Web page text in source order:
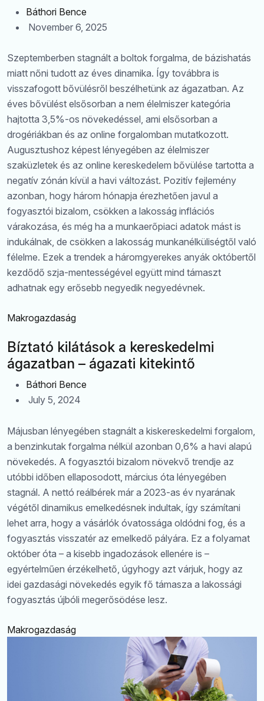
Báthori Bence
November 6, 2025
Szeptemberben stagnált a boltok forgalma, de bázishatás
miatt nőni tudott az éves dinamika. Így továbbra is
visszafogott bővülésről beszélhetünk az ágazatban. Az
éves bővülést elsősorban a nem élelmiszer kategória
hajtotta 3,5%-os növekedéssel, ami elsősorban a
drogériákban és az online forgalomban mutatkozott.
Augusztushoz képest lényegében az élelmiszer
szaküzletek és az online kereskedelem bővülése tartotta a
negatív zónán kívül a havi változást. Pozitív fejlemény
azonban, hogy három hónapja érezhetően javul a
fogyasztói bizalom, csökken a lakosság inflációs
várakozása, és még ha a munkaerőpiaci adatok mást is
indukálnak, de csökken a lakosság munkanélküliségtől való
félelme. Ezek a trendek a háromgyerekes anyák októbertől
kezdődő szja-mentességével együtt mind támaszt
adhatnak egy erősebb negyedik negyedévnek.
Makrogazdaság
Bíztató kilátások a kereskedelmi
ágazatban – ágazati kitekintő
Báthori Bence
July 5, 2024
Májusban lényegében stagnált a kiskereskedelmi forgalom,
a benzinkutak forgalma nélkül azonban 0,6% a havi alapú
növekedés. A fogyasztói bizalom növekvő trendje az
utóbbi időben ellaposodott, március óta lényegében
stagnál. A nettó reálbérek már a 2023-as év nyarának
végétől dinamikus emelkedésnek indultak, így számítani
lehet arra, hogy a vásárlók óvatossága oldódni fog, és a
fogyasztás visszatér az emelkedő pályára. Ez a folyamat
október óta – a kisebb ingadozások ellenére is –
egyértelműen érzékelhető, úgyhogy azt várjuk, hogy az
idei gazdasági növekedés egyik fő támasza a lakossági
fogyasztás újbóli megerősödése lesz.
Makrogazdaság